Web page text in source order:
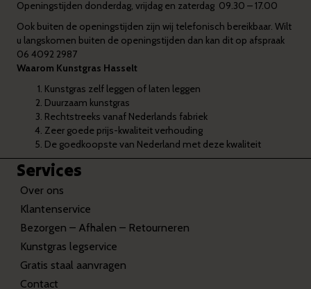
Openingstijden donderdag, vrijdag en zaterdag 09.30 – 17.00
Ook buiten de openingstijden zijn wij telefonisch bereikbaar. Wilt
u langskomen buiten de openingstijden dan kan dit op afspraak
06 4092 2987
Waarom Kunstgras Hasselt
Kunstgras zelf leggen of laten leggen
Duurzaam kunstgras
Rechtstreeks vanaf Nederlands fabriek
Zeer goede prijs-kwaliteit verhouding
De goedkoopste van Nederland met deze kwaliteit
Services
Over ons
Klantenservice
Bezorgen – Afhalen – Retourneren
Kunstgras legservice
Gratis staal aanvragen
Contact